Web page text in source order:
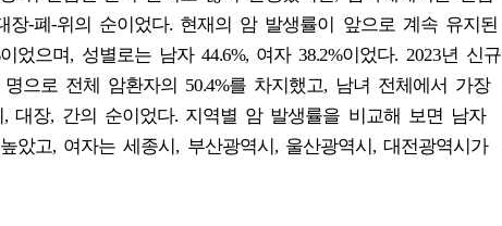
장-폐-위의 순이었다. 현재의 암 발생률이 앞으로 계속 유지된
으며, 성별로는 남자 44.6%, 여자 38.2%이었다. 2023년 신규
으로 전체 암환자의 50.4%를 차지했고, 남녀 전체에서 가장
대장, 간의 순이었다. 지역별 암 발생률을 비교해 보면 남자
았고, 여자는 세종시, 부산광역시, 울산광역시, 대전광역시가